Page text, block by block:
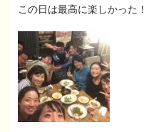
この日は最高に楽しかった！